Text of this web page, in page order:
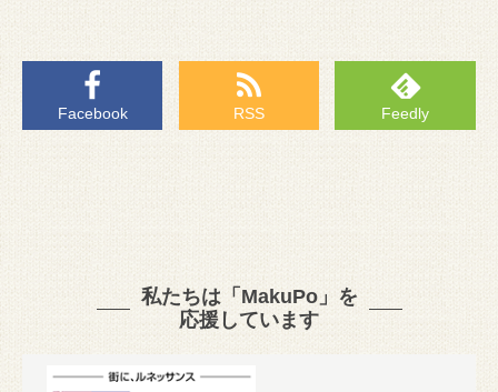
Facebook RSS Feedly
私たちは「MakuPo」を
応援しています